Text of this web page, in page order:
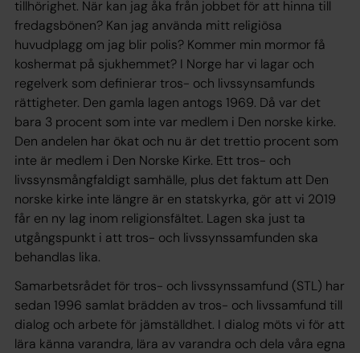
tillhörighet. När kan jag åka från jobbet för att hinna till
fredagsbönen? Kan jag använda mitt religiösa
huvudplagg om jag blir polis? Kommer min mormor få
koshermat på sjukhemmet? I Norge har vi lagar och
regelverk som definierar tros- och livssynsamfunds
rättigheter. Den gamla lagen antogs 1969. Då var det
bara 3 procent som inte var medlem i Den norske kirke.
Den andelen har ökat och nu är det trettio procent som
inte är medlem i Den Norske Kirke. Ett tros- och
livssynsmångfaldigt samhälle, plus det faktum att Den
norske kirke inte längre är en statskyrka, gör att vi 2019
får en ny lag inom religionsfältet. Lagen ska just ta
utgångspunkt i att tros- och livssynssamfunden ska
behandlas lika.
Samarbetsrådet för tros- och livssynssamfund (STL) har
sedan 1996 samlat brädden av tros- och livssamfund till
dialog och arbete för jämställdhet. I dialog möts vi för att
lära känna varandra, lära av varandra och dela våra egna